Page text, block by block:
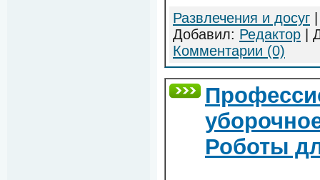
Развлечения и досуг
Добавил: Редактор |
Комментарии (0)
Роботы